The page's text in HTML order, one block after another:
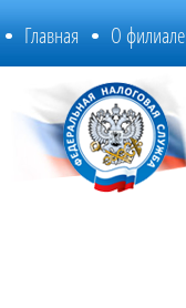
Главная О филиале